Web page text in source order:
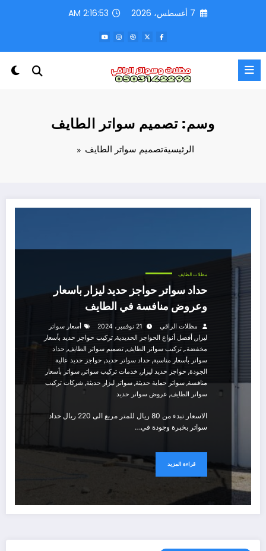
7 أغسطس، 2026 2:16:53 AM
وسم: تصميم سواتر الطايف
الرئيسيةتصميم سواتر الطايف
مظلات الطايف
حداد سواتر حواجز حديد ليزار باسعار
وعروض منافسة في الطايف
مظلات الراقي 21 نوفمبر، 2024
أسعار سواتر
ليزار , أفضل أنواع الحواجز الحديدية, تركيب حواجز حديد بأسعار
مخفضة., تركيب سواتر الطايف, تصميم سواتر الطايف, حداد
سواتر بأسعار مناسبة, حداد سواتر حديد, حواجز حديد عالية
الجودة, حواجز حديد ليزار , خدمات تركيب سواتر , سواتر بأسعار
منافسة, سواتر حماية حديثة, سواتر ليزار حديثة, شركات تركيب
سواتر الطايف, عروض سواتر حديد
الاسعار تبدء من 80 ريال للمتر مربع الى 220 ريال حداد
سواتر بخبرة وجودة في…
قراءة المزيد